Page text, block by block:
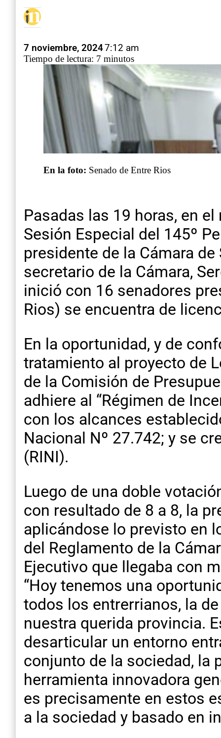
7 noviembre, 20247:12 am
Tiempo de lectura: 7 minutos
En la foto: Senado de Entre Rios
Pasadas las 19 horas, en
Sesión Especial del 145º
presidente de la Cámara
secretario de la Cámara,
inició con 16 senadores
Rios) se encuentra de
En la oportunidad, y de
tratamiento al proyecto de
de la Comisión de
adhiere al “Régimen de
con los alcances
Nacional Nº 27.742; y se
(RINI).
Luego de una doble
con resultado de 8 a 8, la
aplicándose lo previsto en
del Reglamento de la
Ejecutivo que llegaba con
“Hoy tenemos una
todos los entrerrianos, la
nuestra querida provincia.
desarticular un entorno
conjunto de la sociedad, la
herramienta innovadora
es precisamente en estos
a la sociedad y basado en